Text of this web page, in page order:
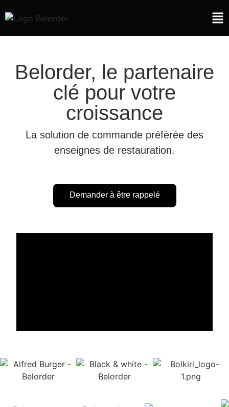
Belorder, le partenaire
clé pour votre
croissance
La solution de commande préférée des
enseignes de restauration.
Demander à être rappelé